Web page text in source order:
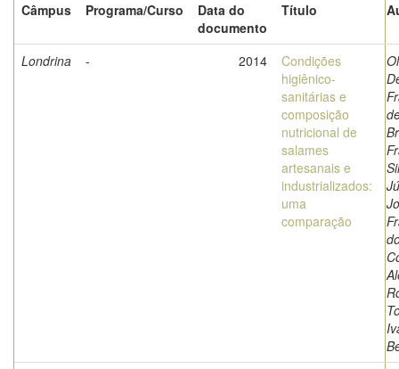
Câmpus
Programa/Curso
Data do
documento
Título
Londrina - 2014
Condições
higiênico-
sanitárias e
composição
nutricional de
salames
artesanais e
industrializados:
uma
comparação